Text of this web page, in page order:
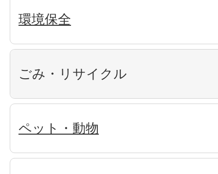
環境保全
ごみ・リサイクル
ペット・動物